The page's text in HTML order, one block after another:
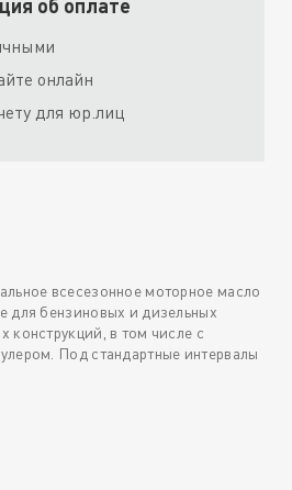
об оплате
онлайн
для юр.лиц
всесезонное моторное масло
для бензиновых и дизельных
конструкций, в том числе с
Под стандартные интервалы